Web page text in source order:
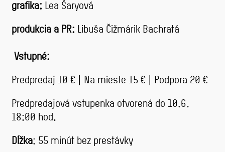
grafika: Lea Šaryová
produkcia a PR: Libuša Čižmárik Bachratá
Vstupné:
Predpredaj 10 € | Na mieste 15 € | Podpora 20 €
Predpredajová vstupenka otvorená do 10.6.
18:00 hod.
Dĺžka: 55 minút bez prestávky